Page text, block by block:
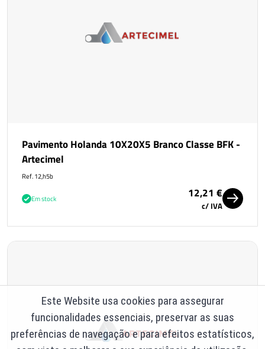
Pavimento Holanda 10X20X5 Branco Classe BFK -
Artecimel
Ref. 12,h5b
Em stock 12,21 €
c/ IVA
Este Website usa cookies para assegurar
funcionalidades essenciais, preservar as suas
preferências de navegação e para efeitos estatísticos,